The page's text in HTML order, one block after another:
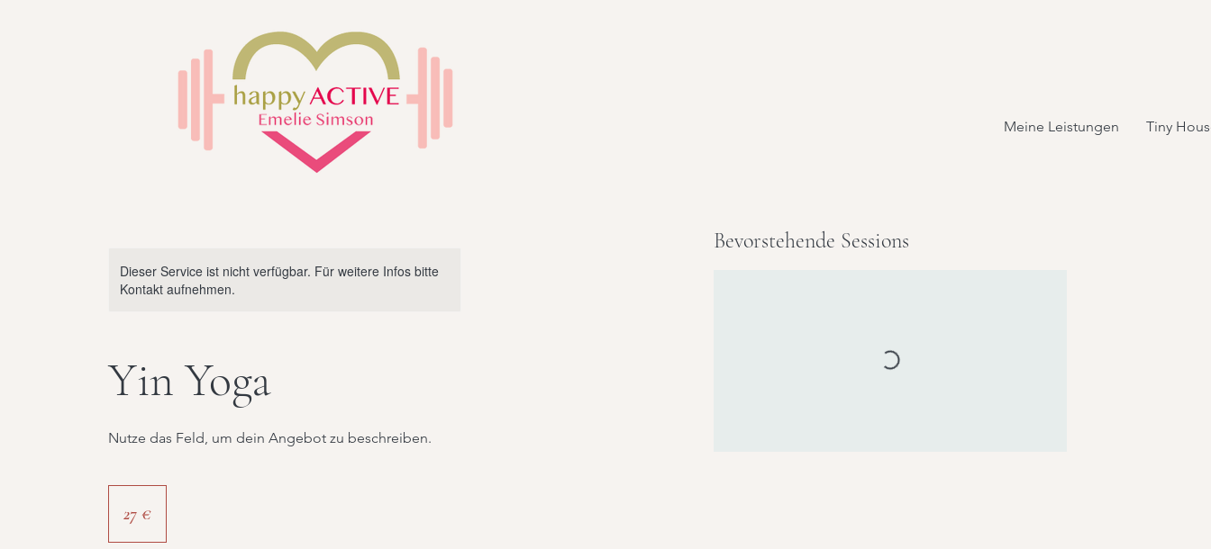
Meine Leistungen Tiny
Dieser Service ist nicht verfügbar. Für weitere Infos bitte
Kontakt aufnehmen.
Yin Yoga
Nutze das Feld, um dein Angebot zu beschreiben.
27 €
Bevorstehende Sessions